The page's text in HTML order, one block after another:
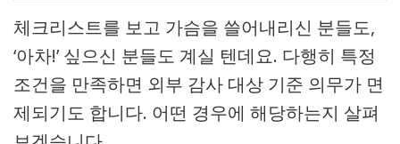
체크리스트를 보고 가슴을 쓸어내리신 분들도,
‘아차!’ 싶으신 분들도 계실 텐데요. 다행히 특정
조건을 만족하면 외부 감사 대상 기준 의무가 면
제되기도 합니다. 어떤 경우에 해당하는지 살펴